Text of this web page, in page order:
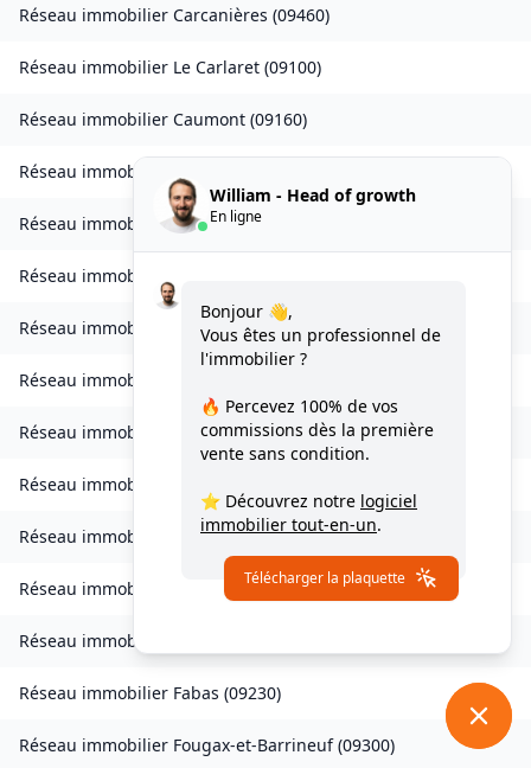
Réseau immobilier Carcanières (09460)
Réseau immobilier Le Carlaret (09100)
Réseau immobilier Caumont (09160)
Réseau immobilier
Réseau immobilierCazenave-Serres-et-Allens
Réseau immobilier
Réseau immobilier Château-Verdun (09310)
Réseau immobilier
Réseau immobilier Coussa(09120)
Réseau immobilier
Réseau immobilier Esplas(09700)
Réseau immobilier Esplas-de-Sérou (09420)
Réseau immobilier
Réseau immobilier Fabas (09230)
Réseau immobilier Fougax-et-Barrineuf(09300)
William - Head of growth
En ligne
Bonjour 👋,
Vous êtes un professionnel de
l'immobilier ?
🔥 Percevez 100% de vos
commissions dès la première
vente sans condition.
⭐ Découvrez notre logiciel
immobilier tout-en-un.
Télécharger la plaquette